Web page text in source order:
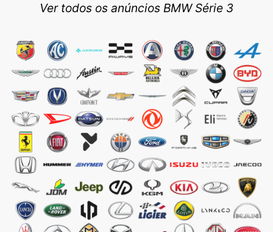
Ver todos os anúncios BMW Série 3